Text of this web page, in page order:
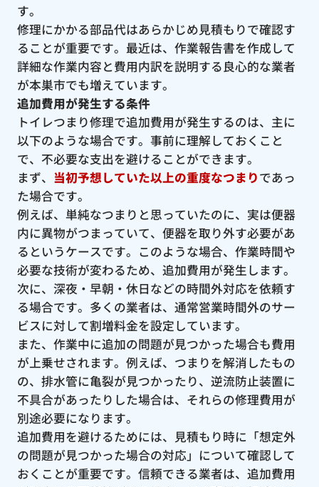
す。
修理にかかる部品代はあらかじめ見積もりで確認す
ることが重要です。最近は、作業報告書を作成して
詳細な作業内容と費用内訳を説明する良心的な業者
が本巣市でも増えています。
追加費用が発生する条件
トイレつまり修理で追加費用が発生するのは、主に
以下のような場合です。事前に理解しておくこと
で、不必要な支出を避けることができます。
まず、 当初予想していた以上の重度なつまりであっ
た場合です。
例えば、単純なつまりと思っていたのに、実は便器
内に異物がつまっていて、便器を取り外す必要があ
るというケースです。このような場合、作業時間や
必要な技術が変わるため、追加費用が発生します。
次に、深夜・早朝・休日などの時間外対応を依頼す
る場合です。多くの業者は、通常営業時間外のサー
ビスに対して割増料金を設定しています。
また、作業中に追加の問題が見つかった場合も費用
が上乗せされます。例えば、つまりを解消したもの
の、排水管に亀裂が見つかったり、逆流防止装置に
不具合があったりした場合は、それらの修理費用が
別途必要になります。
追加費用を避けるためには、見積もり時に「想定外
の問題が見つかった場合の対応」について確認して
おくことが重要です。信頼できる業者は、追加費用